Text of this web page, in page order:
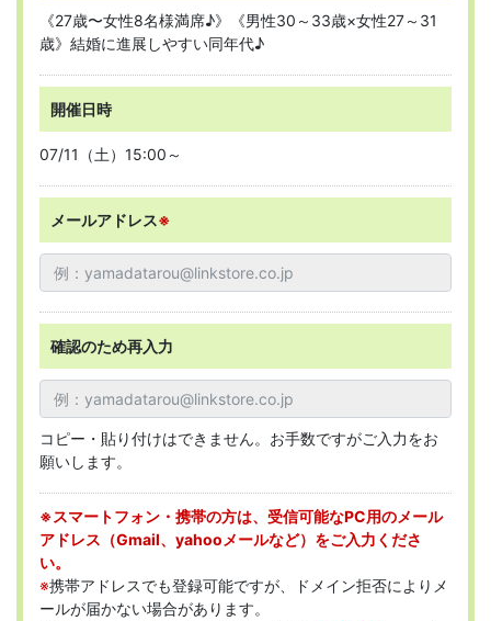
《27歳〜女性8名様満席♪》《男性30～33歳×女性27～31
歳》結婚に進展しやすい同年代♪
開催日時
07/11（土）15:00～
メールアドレス※
確認のため再入力
コピー・貼り付けはできません。お手数ですがご入力をお
願いします。
※スマートフォン・携帯の方は、受信可能なPC用のメール
アドレス（Gmail、yahooメールなど）をご入力くださ
い。
※携帯アドレスでも登録可能ですが、ドメイン拒否によりメ
ールが届かない場合があります。